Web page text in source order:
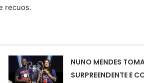
recuos.
NUNO MENDES
SURPREENDENTE E